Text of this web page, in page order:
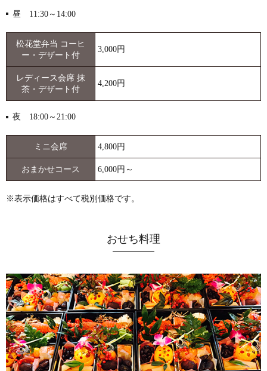
昼 11:30～14:00
松花堂弁当 コーヒ
ー・デザート付
3,000円
レディース会席 抹
茶・デザート付
4,200円
夜 18:00～21:00
ミニ会席 4,800円
おまかせコース 6,000円～
※表示価格はすべて税別価格です。
おせち料理